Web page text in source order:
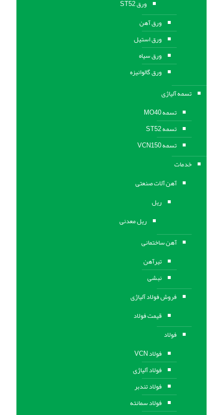
ورق ST52
ورق آهن
ورق استیل
ورق سیاه
ورق گالوانیزه
تسمه آلیاژی
تسمه MO40
تسمه ST52
تسمه VCN150
خدمات
آهن آلات صنعتی
ریل
ریل معدنی
آهن ساختمانی
تیرآهن
نبشی
فروش فولاد آلیاژی
قیمت فولاد
فولاد
فولاد VCN
فولاد آلیاژی
فولاد تندبر
فولاد سمانته